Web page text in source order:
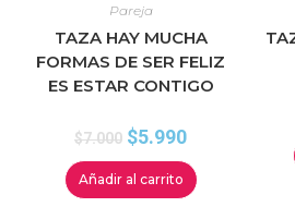
Pareja
TAZA HAY MUCHA
FORMAS DE SER FELIZ
ES ESTAR CONTIGO
$7.000 $5.990
Añadir al carrito